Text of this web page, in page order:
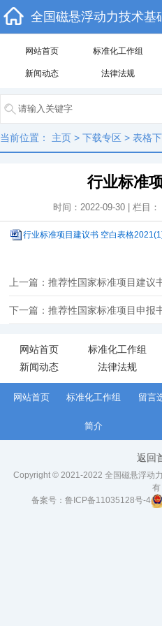
全国磁悬浮动力技术基
网站首页 标准化工作组
新闻动态 法律法规
当前位置： 主页 > 下载专区 > 表格
行业标准
时间：2022-09-30 | 栏目：
行业标准项目建议书 空白表格
上一篇：推荐性国家标准项目建议
下一篇：推荐性国家标准项目申报
网站首页 标准化工作组
新闻动态
法律法规
网站首页 标准化工作组
简介
留言
返回
Copyright © 2021-2022 全国磁悬浮动
有
备案号： 鲁ICP备11035128号-4